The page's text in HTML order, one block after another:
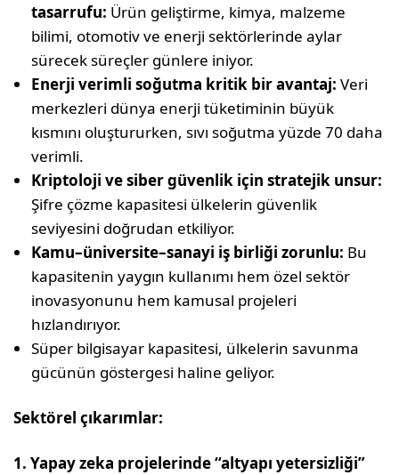
tasarrufu: Ürün geliştirme, kimya, malzeme
bilimi, otomotiv ve enerji sektörlerinde aylar
sürecek süreçler günlere iniyor.
Enerji verimli soğutma kritik bir avantaj: Veri
merkezleri dünya enerji tüketiminin büyük
kısmını oluştururken, sıvı soğutma yüzde 70 daha
verimli.
Kriptoloji ve siber güvenlik için stratejik unsur:
Şifre çözme kapasitesi ülkelerin güvenlik
seviyesini doğrudan etkiliyor.
Kamu–üniversite–sanayi iş birliği zorunlu: Bu
kapasitenin yaygın kullanımı hem özel sektör
inovasyonunu hem kamusal projeleri
hızlandırıyor.
Süper bilgisayar kapasitesi, ülkelerin savunma
gücünün göstergesi haline geliyor.
Sektörel çıkarımlar:
1. Yapay zeka projelerinde “altyapı yetersizliği”